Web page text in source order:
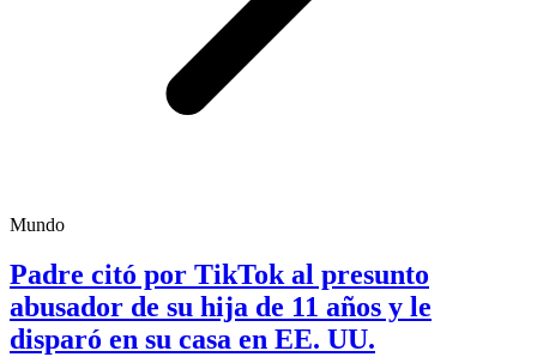
Mundo
Padre citó por TikTok al presunto
abusador de su hija de 11 años y le
disparó en su casa en EE. UU.